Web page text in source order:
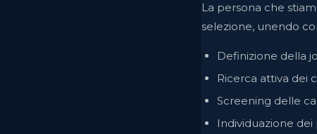
La persona che
selezione, unendo
Definizione della
Ricerca attiva dei
Screening delle
Individuazione